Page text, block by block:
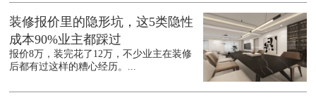
装修报价里的隐形坑，这5类隐性
成本90%业主都踩过
报价8万，装完花了12万，不少业主在装修
后都有过这样的糟心经历。...